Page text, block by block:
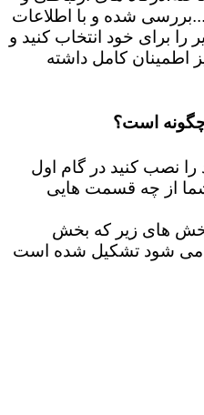
شده و با اطلاعات
را برای خود انتخاب کنید و
اطمینان کامل داشته
است؟
را نصب کنید در گام اول
شما از چه قسمت هایی
های زیر که بخش
می شود تشکیل شده است